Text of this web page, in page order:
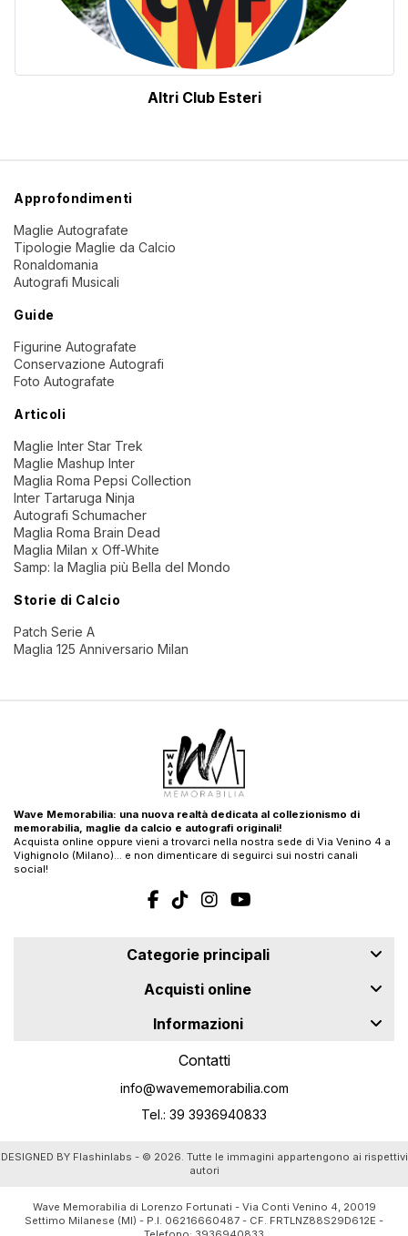
Altri Club Esteri
Approfondimenti
Maglie Autografate
Tipologie Maglie da Calcio
Ronaldomania
Autografi Musicali
Guide
Figurine Autografate
Conservazione Autografi
Foto Autografate
Articoli
Maglie Inter Star Trek
Maglie Mashup Inter
Maglia Roma Pepsi Collection
Inter Tartaruga Ninja
Autografi Schumacher
Maglia Roma Brain Dead
Maglia Milan x Off-White
Samp: la Maglia più Bella del Mondo
Storie di Calcio
Patch Serie A
Maglia 125 Anniversario Milan
Wave Memorabilia: una nuova realtà dedicata al collezionismo di
memorabilia, maglie da calcio e autografi originali!
Acquista online oppure vieni a trovarci nella nostra sede di Via Venino 4 a
Vighignolo (Milano)… e non dimenticare di seguirci sui nostri canali
social!
Categorie principali
Acquisti online
Informazioni
Contatti
info@wavememorabilia.com
Tel.: 39 3936940833
DESIGNED BY Flashinlabs - © 2026. Tutte le immagini appartengono ai rispettivi
autori
Wave Memorabilia di Lorenzo Fortunati - Via Conti Venino 4, 20019
Settimo Milanese (MI) - P.I. 06216660487 - CF. FRTLNZ88S29D612E -